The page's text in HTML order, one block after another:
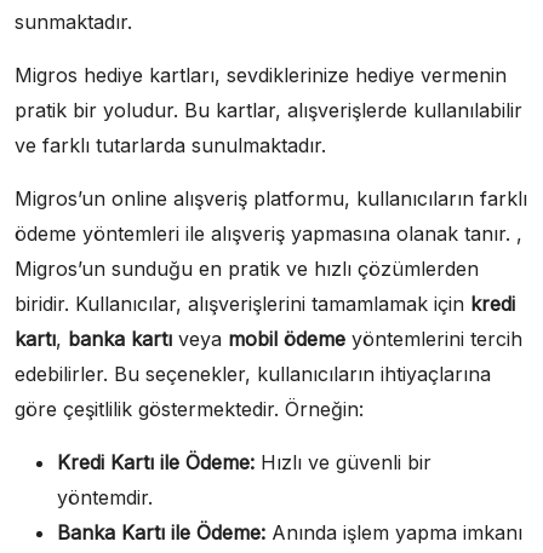
sunmaktadır.
Migros hediye kartları, sevdiklerinize hediye vermenin
pratik bir yoludur. Bu kartlar, alışverişlerde kullanılabilir
ve farklı tutarlarda sunulmaktadır.
Migros’un online alışveriş platformu, kullanıcıların farklı
ödeme yöntemleri ile alışveriş yapmasına olanak tanır. ,
Migros’un sunduğu en pratik ve hızlı çözümlerden
biridir. Kullanıcılar, alışverişlerini tamamlamak için kredi
kartı, banka kartı veya mobil ödeme yöntemlerini tercih
edebilirler. Bu seçenekler, kullanıcıların ihtiyaçlarına
göre çeşitlilik göstermektedir. Örneğin:
Kredi Kartı ile Ödeme: Hızlı ve güvenli bir
yöntemdir.
Banka Kartı ile Ödeme: Anında işlem yapma imkanı